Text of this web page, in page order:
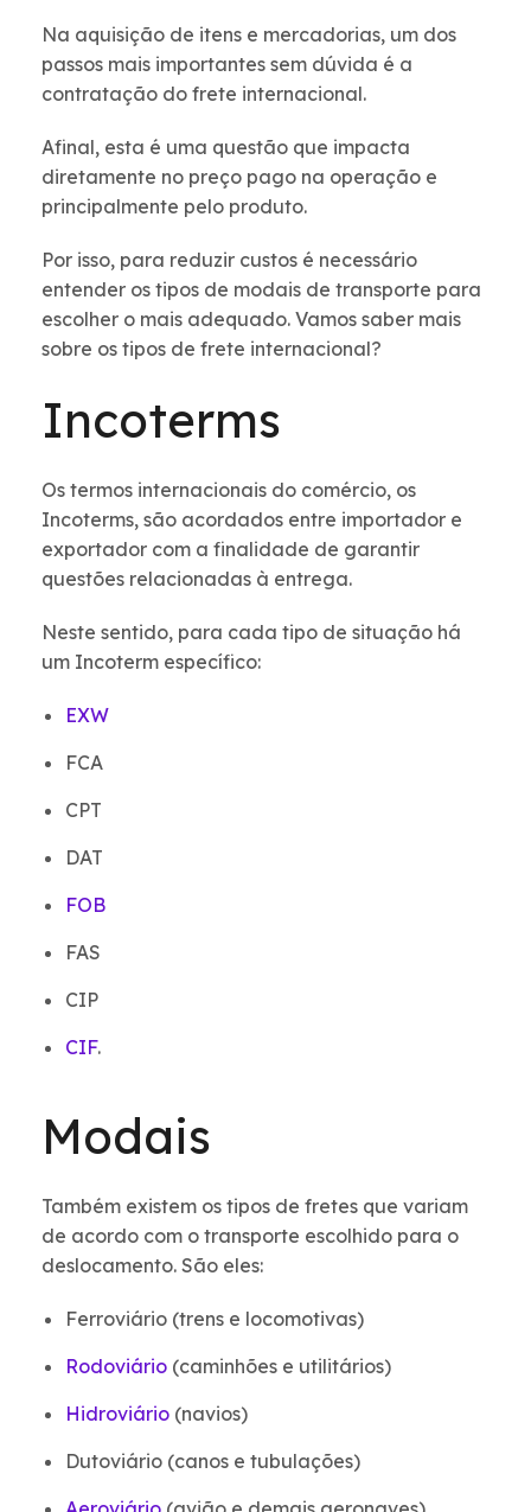
Na aquisição de itens e mercadorias, um dos
passos mais importantes sem dúvida é a
contratação do frete internacional.
Afinal, esta é uma questão que impacta
diretamente no preço pago na operação e
principalmente pelo produto.
Por isso, para reduzir custos é necessário
entender os tipos de modais de transporte para
escolher o mais adequado. Vamos saber mais
sobre os tipos de frete internacional?
Incoterms
Os termos internacionais do comércio, os
Incoterms, são acordados entre importador e
exportador com a finalidade de garantir
questões relacionadas à entrega.
Neste sentido, para cada tipo de situação há
um Incoterm específico:
EXW
FCA
CPT
DAT
FOB
FAS
CIP
CIF.
Modais
Também existem os tipos de fretes que variam
de acordo com o transporte escolhido para o
deslocamento. São eles:
Ferroviário (trens e locomotivas)
Rodoviário (caminhões e utilitários)
Hidroviário (navios)
Dutoviário (canos e tubulações)